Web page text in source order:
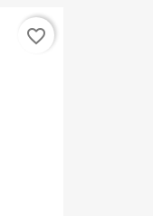
favorite_border